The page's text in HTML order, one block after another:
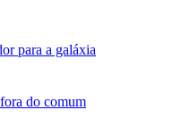
para a galáxia
do comum